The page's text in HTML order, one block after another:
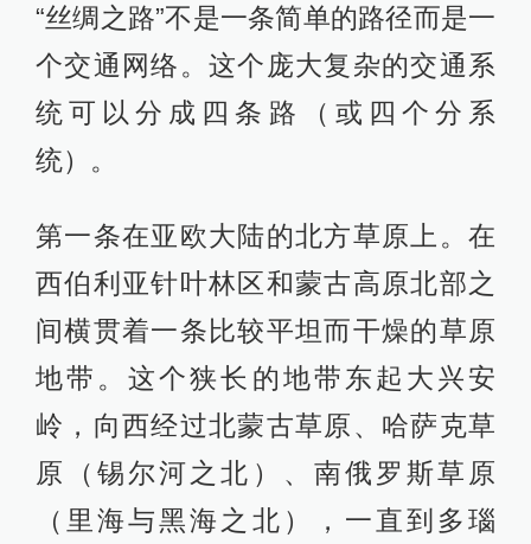
“丝绸之路”不是一条简单的路径而是一
个交通网络。这个庞大复杂的交通系
统可以分成四条路（或四个分系
统）。
第一条在亚欧大陆的北方草原上。在
西伯利亚针叶林区和蒙古高原北部之
间横贯着一条比较平坦而干燥的草原
地带。这个狭长的地带东起大兴安
岭，向西经过北蒙古草原、哈萨克草
原（锡尔河之北）、南俄罗斯草原
（里海与黑海之北），一直到多瑙